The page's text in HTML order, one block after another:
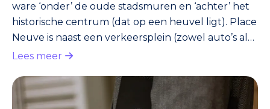
ware ‘onder’ de oude stadsmuren en ‘achter’ het
historische centrum (dat op een heuvel ligt). Place
Neuve is naast een verkeersplein (zowel auto’s als
trams passeren er), ook een culturele hotspot. Je
opera’s opgevoerd worden. Ook het Musée Rath is
er terug te vinden. Dit museum staat bekend om
Lees meer